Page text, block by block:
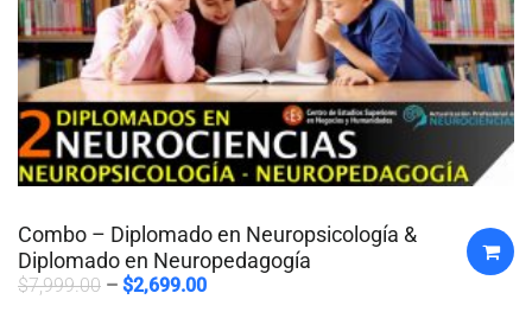
Combo – Diplomado en Neuropsicología &
Diplomado en Neuropedagogía
$7,999.00 $2,699.00